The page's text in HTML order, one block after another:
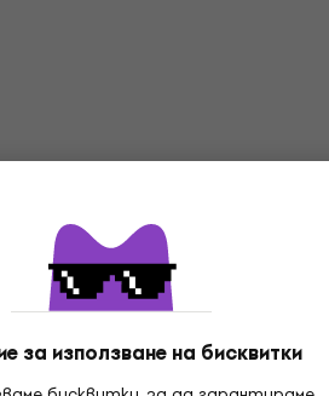
за използване на бисквитки